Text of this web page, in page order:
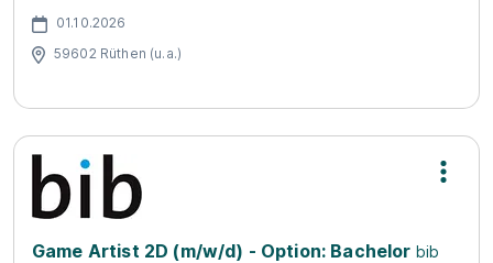
01.10.2026
59602 Rüthen (u.a.)
Game Artist 2D (m/w/d) - Option: Bachelor bib